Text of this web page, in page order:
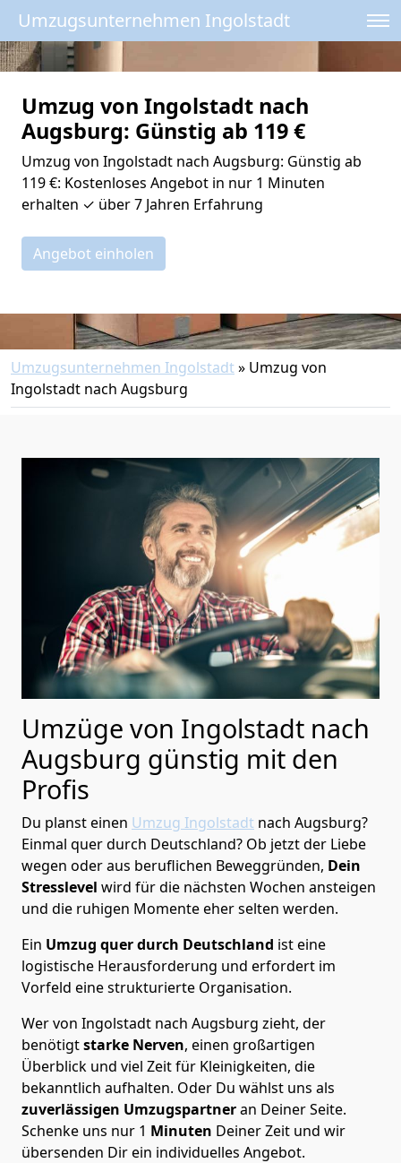
Umzugsunternehmen Ingolstadt
Umzug von Ingolstadt nach
Augsburg: Günstig ab 119 €
Umzug von Ingolstadt nach Augsburg: Günstig ab
119 €: Kostenloses Angebot in nur 1 Minuten
erhalten ✓ über 7 Jahren Erfahrung
Angebot einholen
Umzugsunternehmen Ingolstadt» Umzug von
Ingolstadt nach Augsburg
Umzüge von Ingolstadt nach
Augsburg günstig mit den
Profis
Du planst einen Umzug Ingolstadt nach Augsburg?
Einmal quer durch Deutschland? Ob jetzt der Liebe
wegen oder aus beruflichen Beweggründen, Dein
Stresslevel wird für die nächsten Wochen ansteigen
und die ruhigen Momente eher selten werden.
Ein Umzug quer durch Deutschland ist eine
logistische Herausforderung und erfordert im
Vorfeld eine strukturierte Organisation.
Wer von Ingolstadt nach Augsburg zieht, der
benötigtstarke Nerven, einen großartigen
Überblick und viel Zeit für Kleinigkeiten, die
bekanntlich aufhalten. Oder Du wählst uns als
zuverlässigen Umzugspartneran Deiner Seite.
Schenke uns nur 1 Minuten Deiner Zeit und wir
übersenden Dir ein individuelles Angebot.